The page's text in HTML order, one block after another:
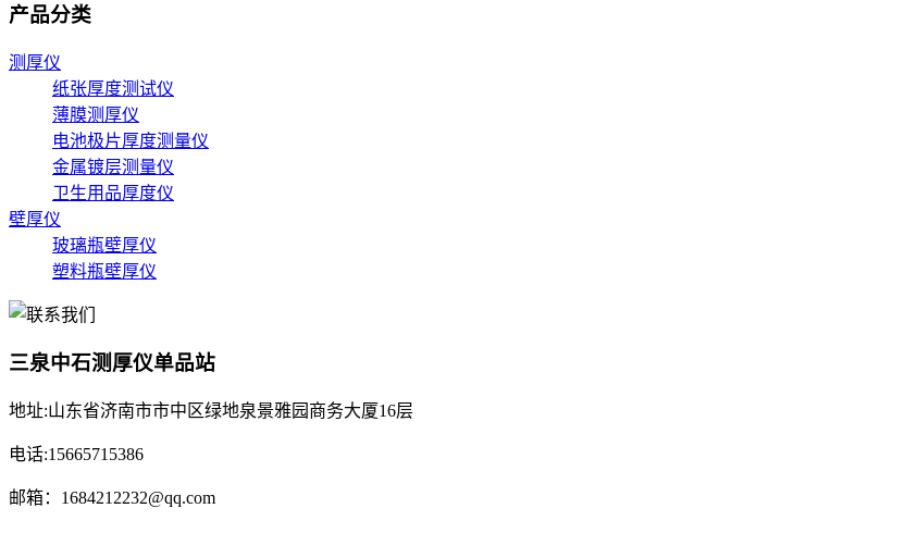
产品分类
测厚仪
纸张厚度测试仪
薄膜测厚仪
电池极片厚度测量仪
金属镀层测量仪
卫生用品厚度仪
壁厚仪
玻璃瓶壁厚仪
塑料瓶壁厚仪
三泉中石测厚仪单品站
地址:山东省济南市市中区绿地泉景雅园商务大厦16层
电话:15665715386
邮箱：1684212232@qq.com